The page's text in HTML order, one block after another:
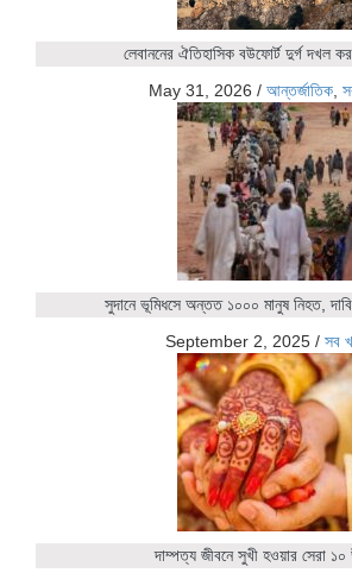
লেবাননের ঐতিহাসিক বউফোর্ট দুর্গ দখল
May 31, 2026 / আন্তর্জাতিক,
সুদানে ভূমিধসে অন্তত ১০০০ মানুষ নিহত, দাবি
September 2, 2025 / সব
দাম্পত্য জীবনে সুখী হওয়ার সেরা ১০